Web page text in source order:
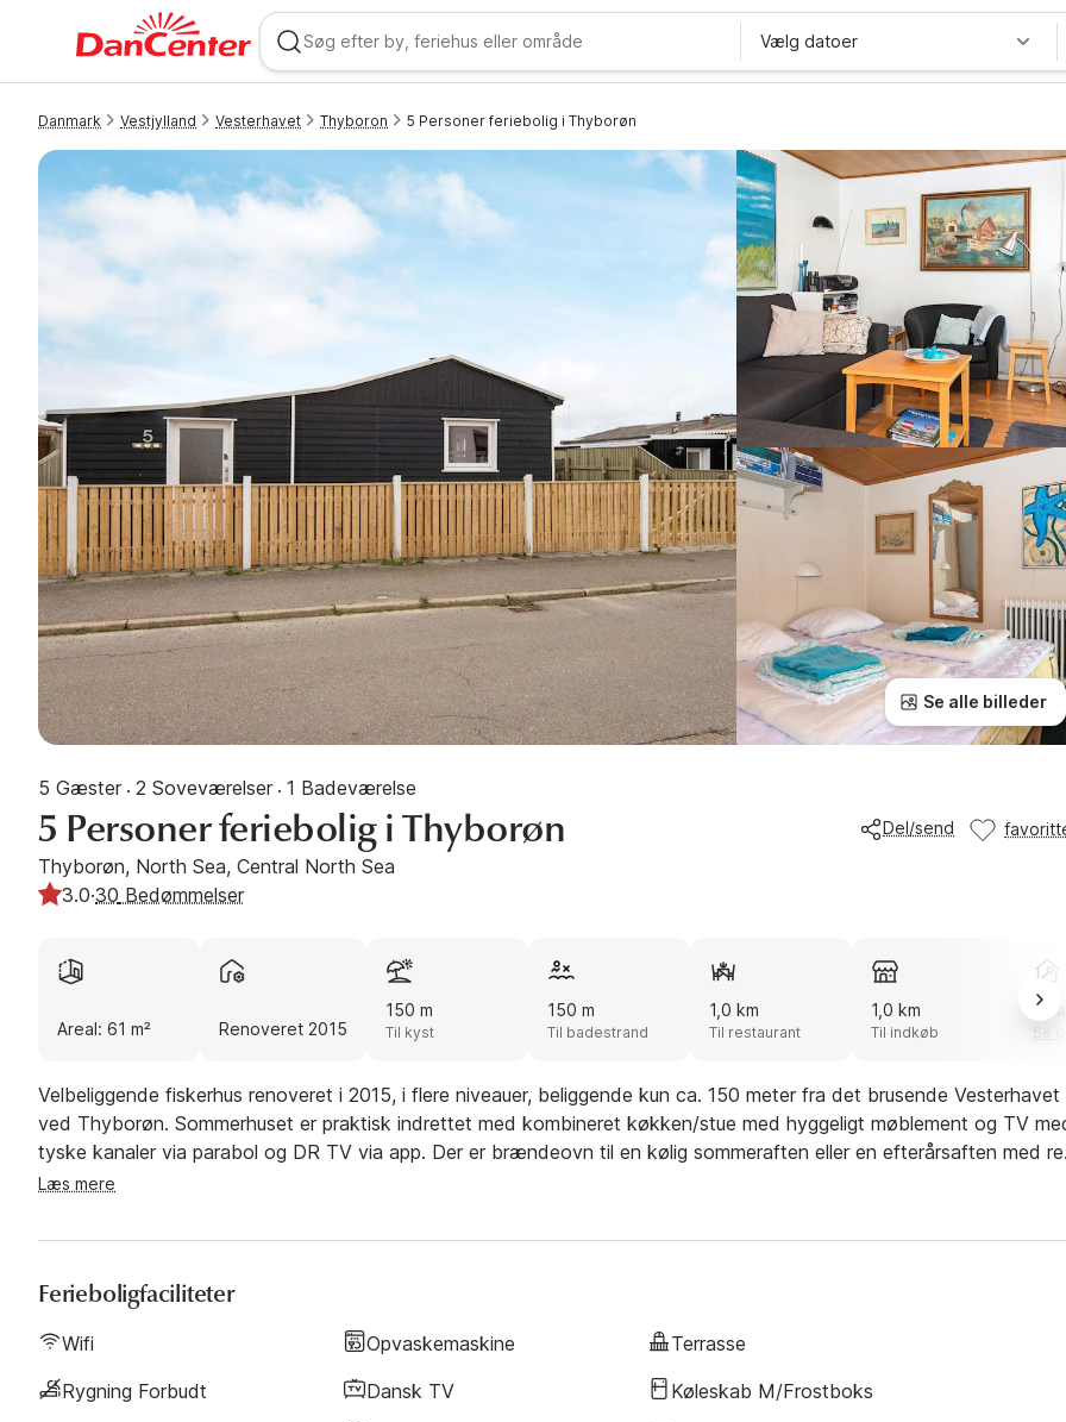
WIZARD MEMBER
Vælg datoer
Danmark Vestjylland Vesterhavet Thyboron 5 Personer feriebolig i Thyborøn
Se alle billeder
5 Gæster · 2 Soveværelser · 1 Badeværelse
5 Personer feriebolig i Thyborøn
Thyborøn, North Sea, Central North Sea
Del/send
3.0·30 Bedømmelser
Areal: 61 m² Renoveret 2015
150 m
Til kyst
150 m
Til badestrand
1,0 km
Til restaurant
1,0 km
Til indkøb Se
Velbeliggende fiskerhus renoveret i 2015, i flere niveauer, beliggende kun ca. 150 meter fra det brusende Vesterhavet
ved Thyborøn. Sommerhuset er praktisk indrettet med kombineret køkken/stue med hyggeligt møblement og TV
tyske kanaler via parabol og DR TV via app. Der er brændeovn til en kølig sommeraften eller en efterårsaften med
og rusk.Køkken med bl.a. keramisk komfur, køleskab med frostboks og separat fryser. Der er åben terrasse med
barske side, kan I trække ind i den lukkede/overdækkede havestue (uopvarmet). Udlejes ikke til ungdomsgrupper.
Læs mere
Ferieboligfaciliteter
Wifi Opvaskemaskine
Terrasse
Rygning Forbudt
Dansk TV
Køleskab M/frostboks